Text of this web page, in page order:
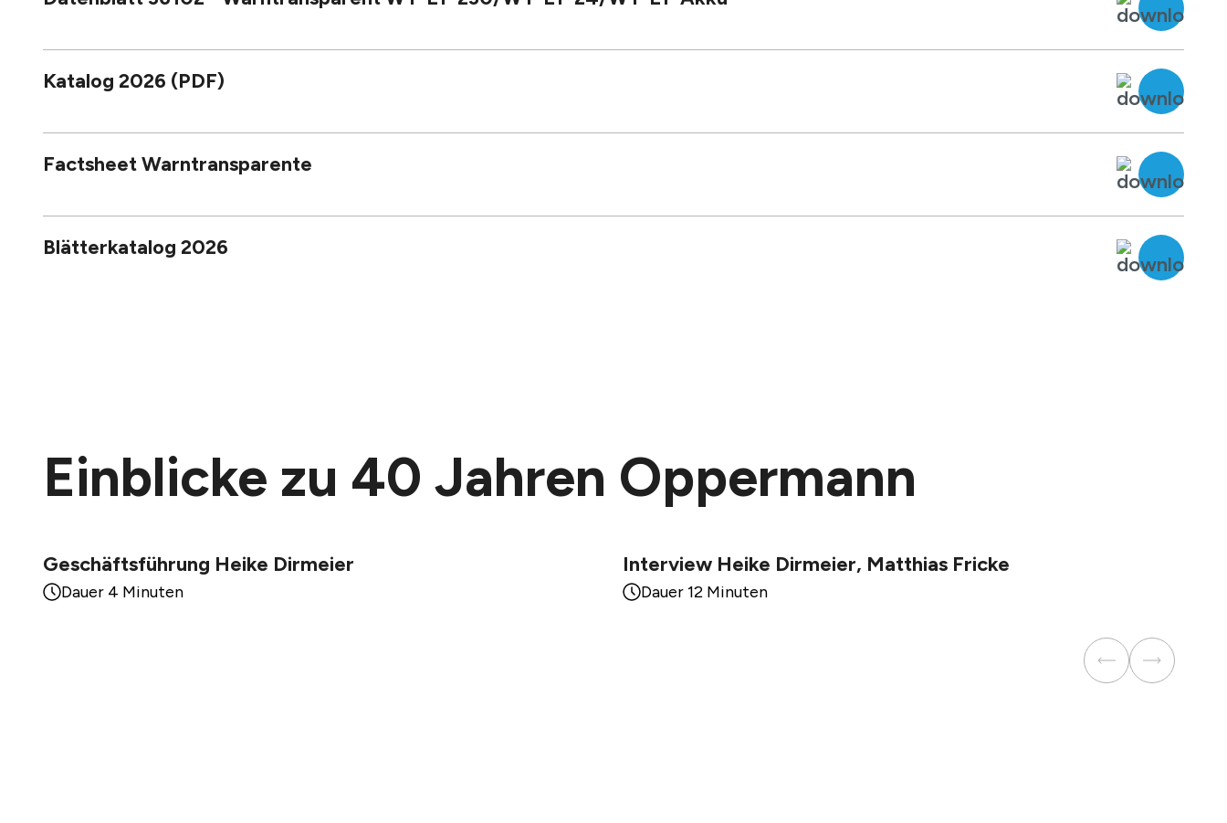
Katalog 2026 (PDF)
Factsheet Warntransparente
Blätterkatalog 2026
Einblicke zu 40 Jahren Oppermann
Geschäftsführung Heike Dirmeier
Dauer 4 Minuten
Interview Heike Dirmeier, Matthias Fricke
Dauer 12 Minuten